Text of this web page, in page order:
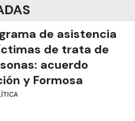
de asistencia
de trata de
acuerdo
y Formosa